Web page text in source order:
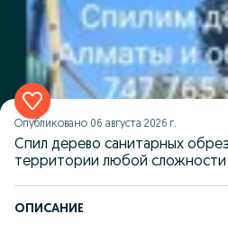
Опубликовано 06 августа 2026 г.
Спил дерево санитарных
территории любой сложности
ОПИСАНИЕ